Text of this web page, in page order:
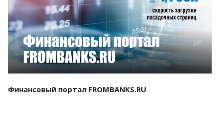
Смотреть проект
Финансовый портал FROMBANKS.RU